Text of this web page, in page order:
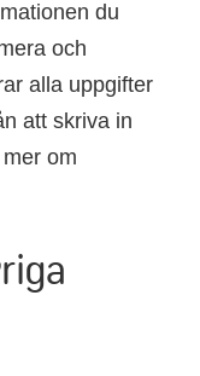
du
och
alla uppgifter
att skriva in
om